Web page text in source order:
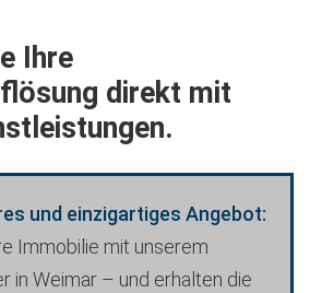
Ihre
direkt mit
und einzigartiges Angebot:
Immobilie mit unserem
in Weimar – und erhalten die